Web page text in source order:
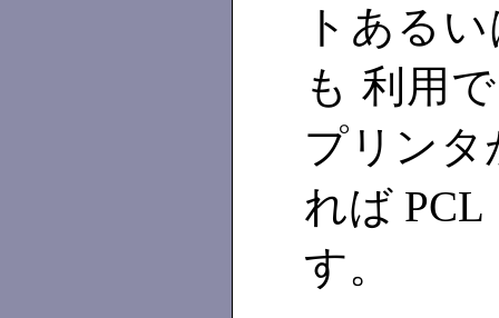
トある
も 利用
プリンタ
れば
す。